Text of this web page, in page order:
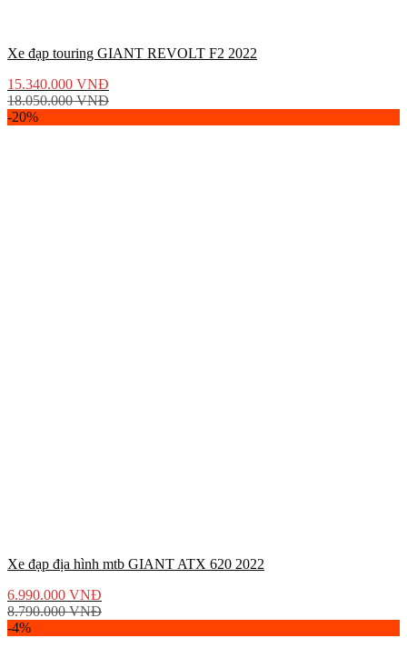
Xe đạp touring GIANT REVOLT F2 2022
15.340.000 VNĐ
18.050.000VNĐ
-20%
Xe đạp địa hình mtb GIANT ATX 620 2022
6.990.000 VNĐ
8.790.000VNĐ
-4%